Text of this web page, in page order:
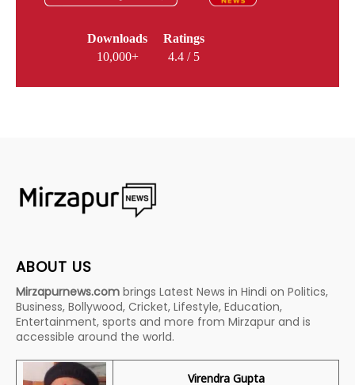
Downloads
10,000+
Ratings
4.4 / 5
ABOUT US
Mirzapurnews.com brings Latest News in Hindi on Politics,
Business, Bollywood, Cricket, Lifestyle, Education,
Entertainment, sports and more from Mirzapur and is
accessible around the world.
Virendra Gupta